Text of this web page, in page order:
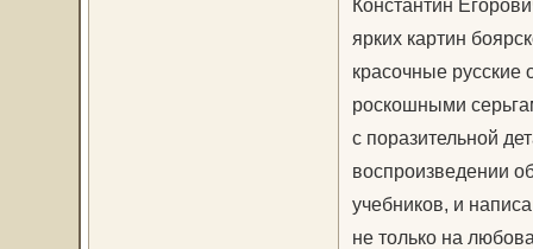
Константин
ярких картин
красочные
роскошными
с поразительной
воспроизведении
учебников, и
не только на